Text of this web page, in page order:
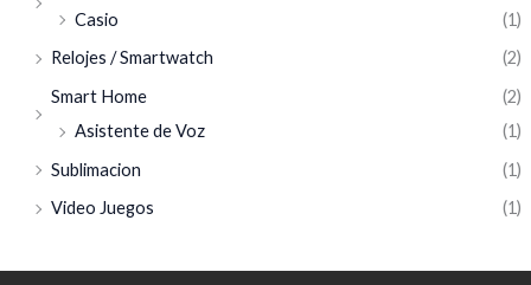
Casio
(1)
Relojes / Smartwatch
(2)
Smart Home
(2)
Asistente de Voz
(1)
Sublimacion
(1)
Video Juegos
(1)